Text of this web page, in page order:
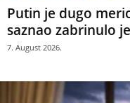
Putin je dugo
saznao zabrinulo
7. August 2026.